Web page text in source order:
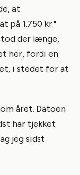
at
på 1.750 kr."
der længe,
her, fordi en
i stedet for at
året. Datoen
har tjekket
jeg sidst